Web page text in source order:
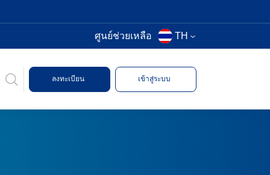
ศูนย์ช่วยเหลือ TH
ลงทะเบียน เข้าสู่ระบบ